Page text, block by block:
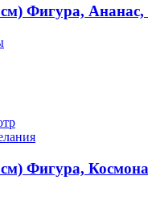
Фигура,
Фигура,